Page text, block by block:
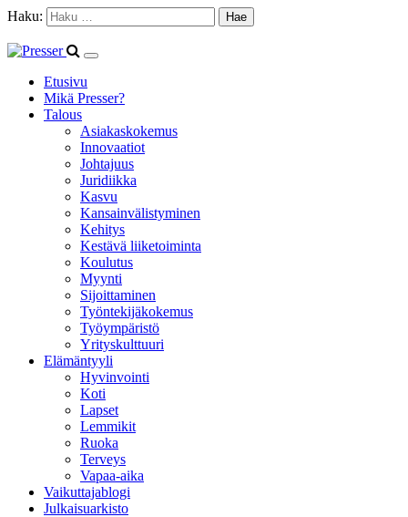
Haku:
Etusivu
Mikä Presser?
Talous
Asiakaskokemus
Innovaatiot
Johtajuus
Juridiikka
Kasvu
Kansainvälistyminen
Kehitys
Kestävä liiketoiminta
Koulutus
Myynti
Sijoittaminen
Työntekijäkokemus
Työympäristö
Yrityskulttuuri
Elämäntyyli
Hyvinvointi
Koti
Lapset
Lemmikit
Ruoka
Terveys
Vapaa-aika
Vaikuttajablogi
Julkaisuarkisto